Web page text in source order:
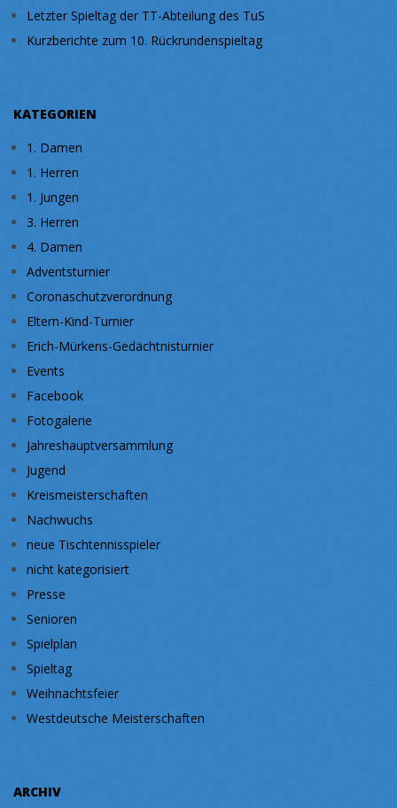
Letzter Spieltag der TT-Abteilung des TuS
Kurzberichte zum 10. Rückrundenspieltag
KATEGORIEN
1. Damen
1. Herren
1. Jungen
3. Herren
4. Damen
Adventsturnier
Coronaschutzverordnung
Eltern-Kind-Turnier
Erich-Mürkens-Gedächtnisturnier
Events
Facebook
Fotogalerie
Jahreshauptversammlung
Jugend
Kreismeisterschaften
Nachwuchs
neue Tischtennisspieler
nicht kategorisiert
Presse
Senioren
Spielplan
Spieltag
Weihnachtsfeier
Westdeutsche Meisterschaften
ARCHIV